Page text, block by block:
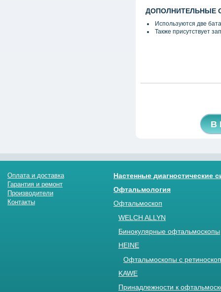
ДОПОЛНИТЕЛЬНЫЕ
Используются две
Также присутствует
В
Оплата и доставка
Гарантия и ремонт
Производители
Контакты
Настенные диагностические
Офтальмология
Офтальмоскоп
WELCH ALLYN
Бинокулярные офтальмоскопы
HEINE
Офтальмоскопы с
KAWE
Принадлежности к